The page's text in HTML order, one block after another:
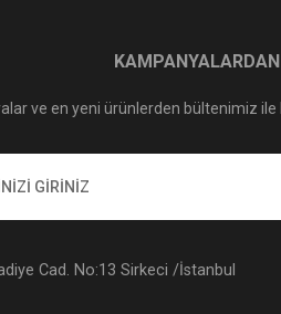
ve en yeni ürünlerden bültenimiz
Cad. No:13 Sirkeci /İstanbul